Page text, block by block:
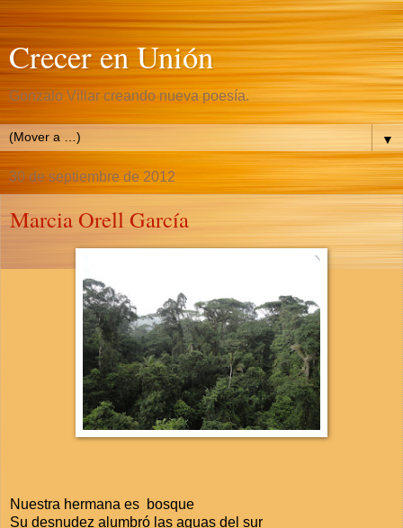
Crecer en Unión
Gonzalo Villar creando nueva poesía.
▼
30 de septiembre de 2012
Marcia Orell García
Nuestra hermana es bosque
Su desnudez alumbró las aguas del sur